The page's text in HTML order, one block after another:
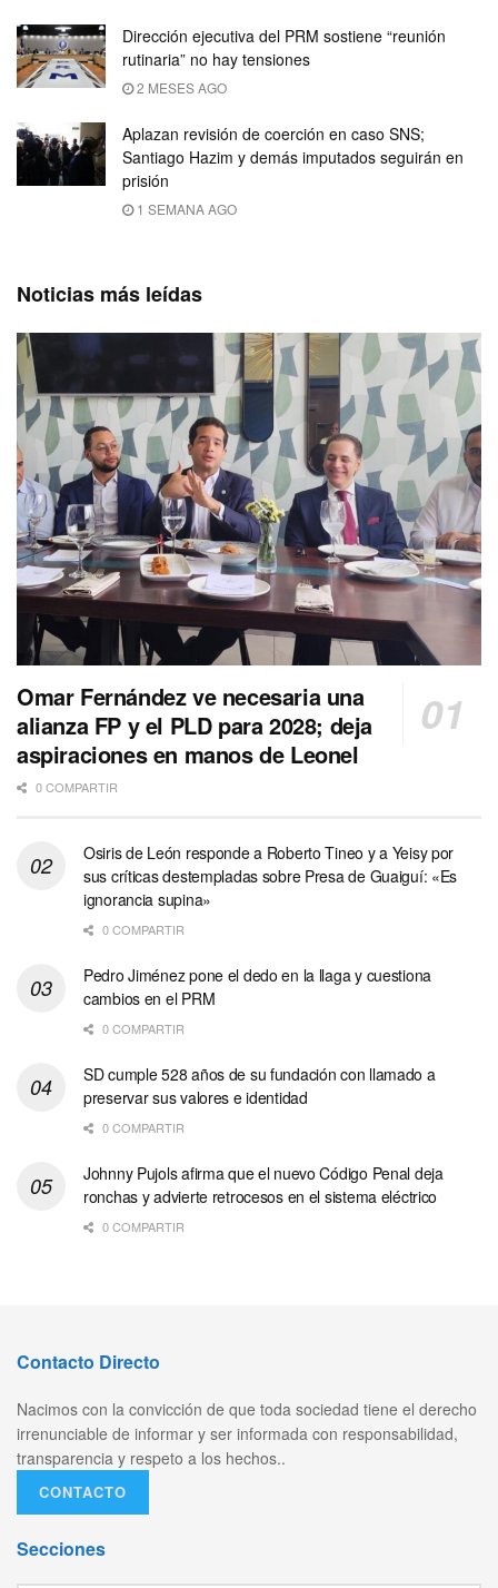
Dirección ejecutiva del PRM sostiene “reunión
rutinaria” no hay tensiones
2 MESES AGO
Aplazan revisión de coerción en caso SNS;
Santiago Hazim y demás imputados seguirán en
prisión
1 SEMANA AGO
Noticias más leídas
Omar Fernández ve necesaria una
alianza FP y el PLD para 2028; deja
aspiraciones en manos de Leonel
0 COMPARTIR
Osiris de León responde a Roberto Tineo y a Yeisy por
sus críticas destempladas sobre Presa de Guaiguí: «Es
ignorancia supina»
0 COMPARTIR
Pedro Jiménez pone el dedo en la llaga y cuestiona
cambios en el PRM
0 COMPARTIR
SD cumple 528 años de su fundación con llamado a
preservar sus valores e identidad
0 COMPARTIR
Johnny Pujols afirma que el nuevo Código Penal deja
ronchas y advierte retrocesos en el sistema eléctrico
0 COMPARTIR
Contacto Directo
Nacimos con la convicción de que toda sociedad tiene el derecho
irrenunciable de informar y ser informada con responsabilidad,
transparencia y respeto a los hechos..
CONTACTO
Secciones